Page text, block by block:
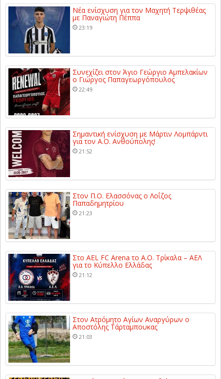
Νέα ενίσχυση για τον Μαχητή Τερψιθέας
με Παναγιώτη Πέππα
23:19
Συνεχίζει στον Άγιο Γεώργιο Αμπελακίων
ο Γιώργος Παπαγεωργόπουλος
22:49
Σημαντική ενίσχυση με Μάρτιν Λομπάρντι
για τον Α.Ο. Ανθούπολης!
21:52
Στον Π.Ο. Ελασσόνας ο Λοΐζος
Παπαδημητρίου
21:23
Στο AEL FC Arena το Α.Ο. Τρίκαλα – ΑΕΛ
για το Κύπελλο Ελλάδας
21:12
Στον Ατρόμητο Αγίων Αναργύρων ο
Αποστόλης Τάρταμπουκας
21:03